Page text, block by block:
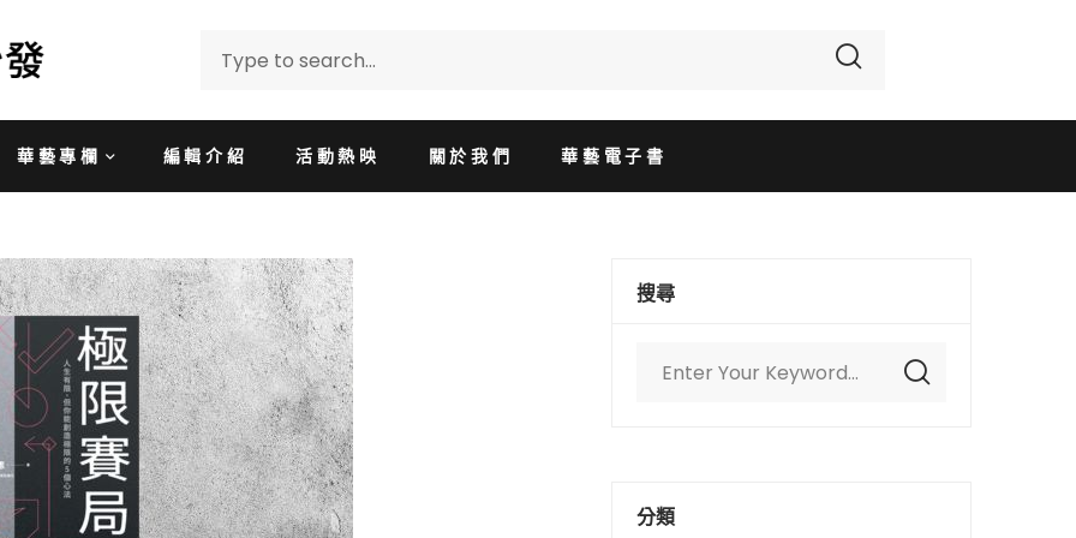
華藝專欄 編輯介紹 活動熱映 關於我們 華藝電子書
搜尋
分類